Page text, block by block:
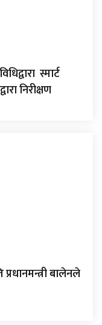
स्मार्ट
निरीक्षण
बालेनले